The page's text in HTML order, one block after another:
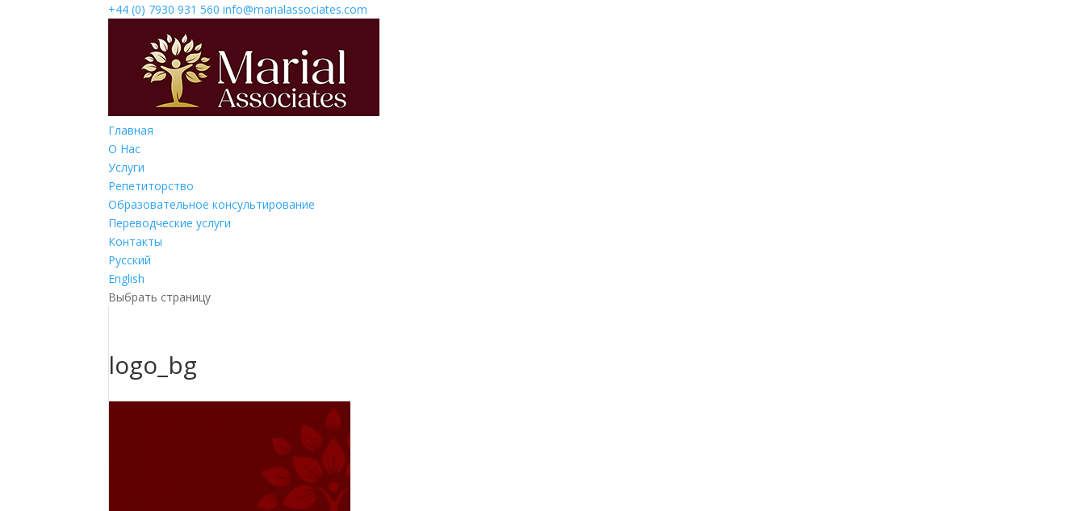
+44 (0) 7930 931 560‬ info@marialassociates.com
Главная
О Нас
Услуги
Репетиторство
Образовательное консультирование
Переводческие услуги
Контакты
Русский
English
Выбрать страницу
logo_bg